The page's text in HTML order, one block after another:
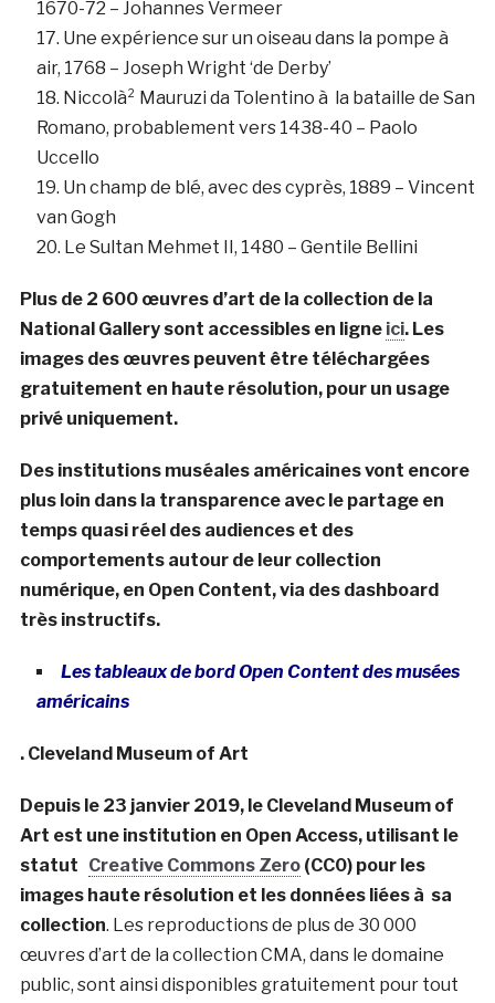
1670-72 – Johannes Vermeer
Une expérience sur un oiseau dans la pompe à
air, 1768 – Joseph Wright ‘de Derby’
Niccolà² Mauruzi da Tolentino à la bataille de San
Romano, probablement vers 1438-40 – Paolo
Uccello
Un champ de blé, avec des cyprès, 1889 – Vincent
van Gogh
Le Sultan Mehmet II, 1480 – Gentile Bellini
Plus de 2 600 œuvres d’art de la collection de la
National Gallery sont accessibles en ligne ici. Les
images des œuvres peuvent être téléchargées
gratuitement en haute résolution, pour un usage
privé uniquement.
Des institutions muséales américaines vont encore
plus loin dans la transparence avec le partage en
temps quasi réel des audiences et des
comportements autour de leur collection
numérique, en Open Content, via des dashboard
très instructifs.
Les tableaux de bord Open Content des musées
américains
. Cleveland Museum of Art
Depuis le 23 janvier 2019, le Cleveland Museum of
Art est une institution en Open Access, utilisant le
statut Creative Commons Zero(CC0) pour les
images haute résolution et les données liées à sa
collection. Les reproductions de plus de 30 000
œuvres d’art de la collection CMA, dans le domaine
public, sont ainsi disponibles gratuitement pour tout